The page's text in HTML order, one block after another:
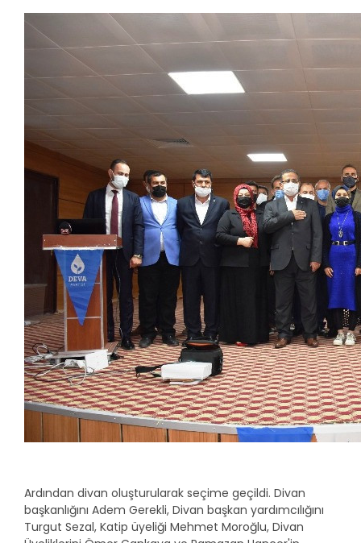
Ardından divan oluşturularak seçime geçildi. Divan
başkanlığını Adem Gerekli, Divan başkan yardımcılığını
Turgut Sezal, Katip üyeliği Mehmet Moroğlu, Divan